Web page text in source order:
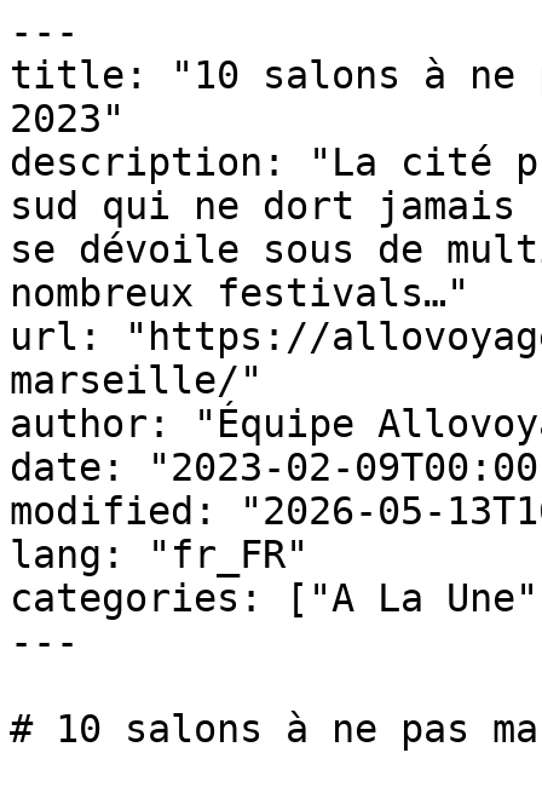
---
title: "10 salons à ne
2023"
description: "La cité
sud qui ne dort
se dévoile sous de
nombreux festivals…"
url: "https://
marseille/"
author: "Équipe
date: "2023-02-
modified: "2026-05-
lang: "fr_FR"
categories: ["A La
---
# 10 salons à ne pas